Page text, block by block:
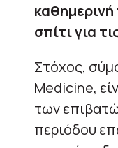
σπίτι για
Στόχος,
Medicine,
των
περιόδου